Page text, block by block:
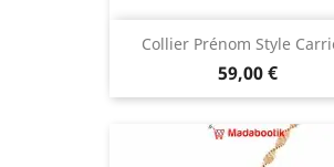
Collier Prénom Style
Prix
59,00 €